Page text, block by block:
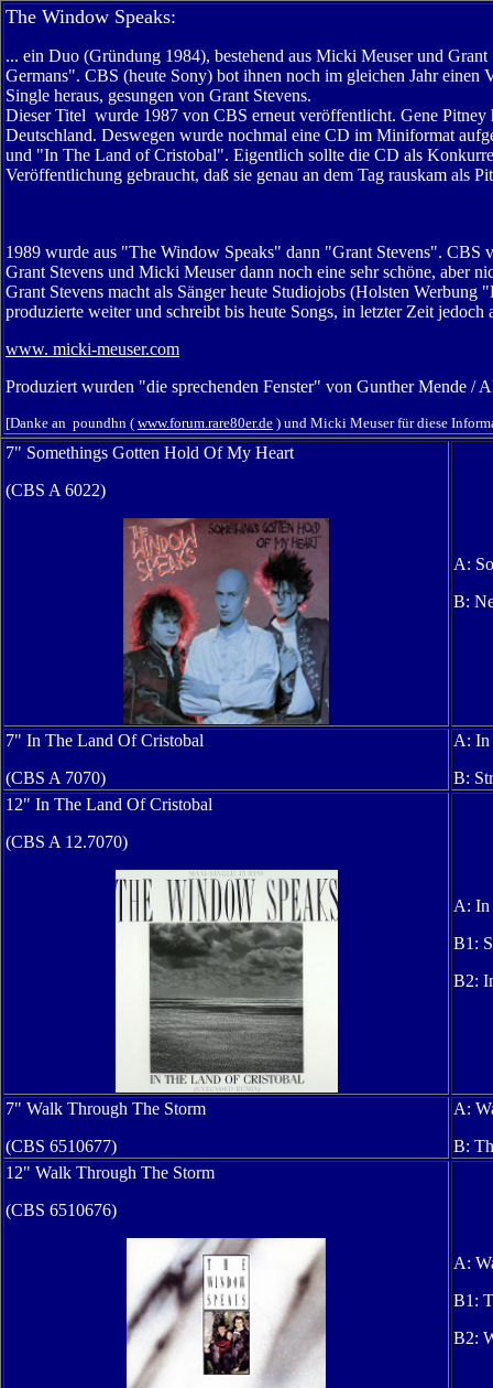
The Window Speaks:
... ein Duo (Gründung 1984), bestehend aus Micki Meuser und Grant
Germans". CBS (heute Sony) bot ihnen noch im gleichen Jahr
Single heraus, gesungen von Grant Stevens.
Dieser Titel wurde 1987 von CBS erneut veröffentlicht. Gene
Deutschland. Deswegen wurde nochmal eine CD im Miniformat
und "In The Land of Cristobal". Eigentlich sollte die CD als
Veröffentlichung gebraucht, daß sie genau an dem Tag rauskam als
1989 wurde aus "The Window Speaks" dann "Grant Stevens". CBS
Grant Stevens und Micki Meuser dann noch eine sehr schöne, aber
Grant Stevens macht als Sänger heute Studiojobs (Holsten
produzierte weiter und schreibt bis heute Songs, in letzter Zeit
www. micki-meuser.com
Produziert wurden "die sprechenden Fenster" von Gunther Mende /
[Danke an poundhn ( www.forum.rare80er.de ) und Micki Meuser für diese
7" Somethings Gotten Hold Of My Heart
(CBS A 6022)
A:
B:
7" In The Land Of Cristobal
(CBS A 7070)
A: In
B:
12" In The Land Of Cristobal
(CBS A 12.7070)
A: In
B1:
B2:
7" Walk Through The Storm
(CBS 6510677)
A:
B:
12" Walk Through The Storm
(CBS 6510676)
A:
B1:
B2: